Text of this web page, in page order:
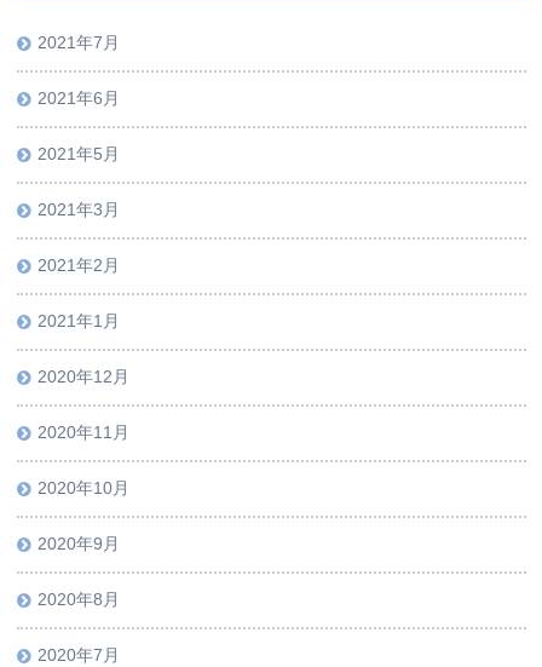
2021年7月
2021年6月
2021年5月
2021年3月
2021年2月
2021年1月
2020年12月
2020年11月
2020年10月
2020年9月
2020年8月
2020年7月